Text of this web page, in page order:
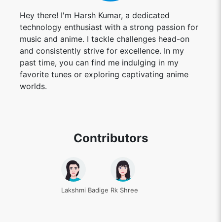
Hey there! I'm Harsh Kumar, a dedicated
technology enthusiast with a strong passion for
music and anime. I tackle challenges head-on
and consistently strive for excellence. In my
past time, you can find me indulging in my
favorite tunes or exploring captivating anime
worlds.
Contributors
Lakshmi Badige Rk Shree